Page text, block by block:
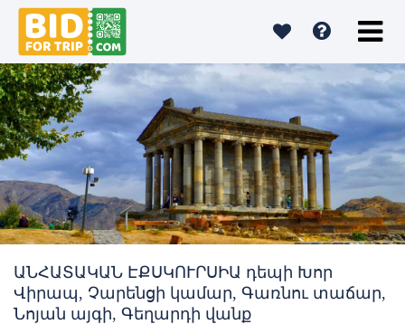
ԱՆՀԱՏԱԿԱՆ ԷՔՍԿՈՒՐՍԻԱ դեպի Խոր
Վիրապ, Չարենցի կամար, Գառնու տաճար,
Նոյան այգի, Գեղարդի վանք